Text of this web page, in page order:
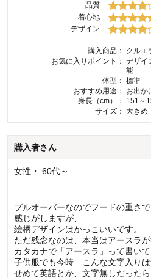
品質
着心地
デザイン
購入商品：
クルエ
お気に入りポイント： デザイ
能
体型： 標準
おすすめ用途：
お出か
身長（cm）：
151～
サイズ：
大きめ
購入者さん
女性 ・ 60代～
プルオーバーなのでフードの重さ
感じがしますが、
絵柄デザインはかっこいいです。
ただ残念なのは、本当はアースラが
カタカナで「アースラ」って書い
子供服でも今時 こんな文字入りは
せめて英語とか、文字無しだった